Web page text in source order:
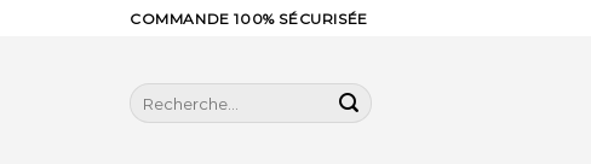
COMMANDE 100% SÉCURISÉE
Recherche
pour :